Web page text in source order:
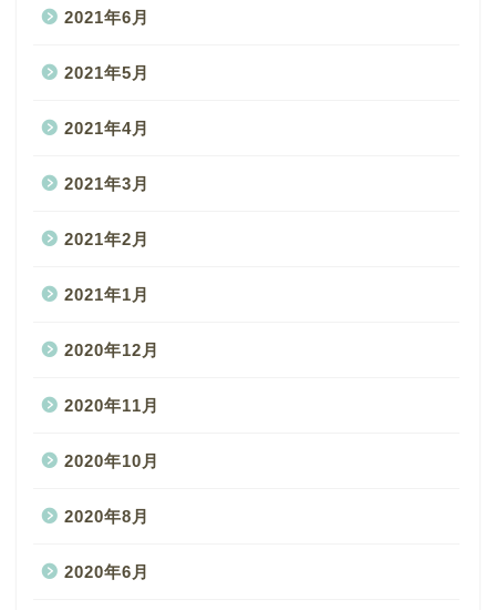
2021年6月
2021年5月
2021年4月
2021年3月
2021年2月
2021年1月
2020年12月
2020年11月
2020年10月
2020年8月
2020年6月